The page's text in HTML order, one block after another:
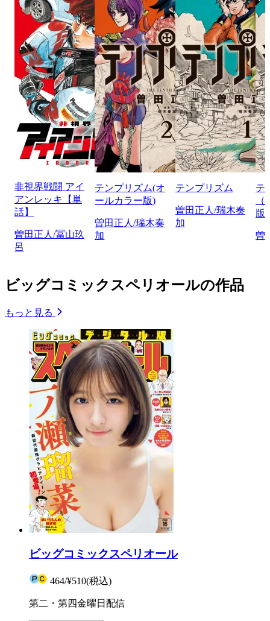
非視界戦闘 アイ
アンレッキ【単
話】
曽田正人/冨山玖
呂
テンプリズム(オ
ールカラー版)
曽田正人/瑞木奏
加
テンプリズム
曽田正人/瑞木奏
加
テ
版
曽
ビッグコミックスペリオールの作品
もっと見る
ビッグコミックスペリオール
464/¥510(税込)
第二・第四金曜日配信